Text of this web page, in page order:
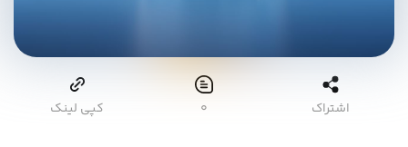
اشتراک ۰ کپی لینک